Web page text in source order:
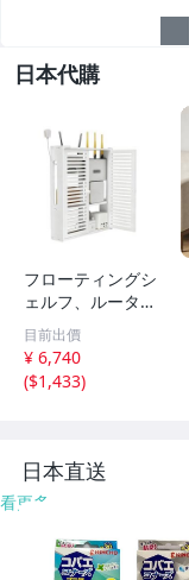
日本代購
フローティングシ
ェルフ、ルーター
ボックス、収納キ
ャビネット、ワイ
ヤレスルーター収
納ボックス（白）
目前出價
¥ 6,740
($1,433)
日本直送
看更多